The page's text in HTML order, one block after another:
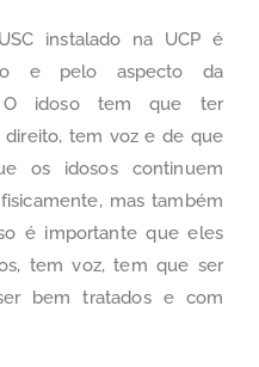
instalado na UCP é
e pelo aspecto da
O idoso tem que ter
tem voz e de que
os idosos continuem
mas também
é importante que eles
tem voz, tem que ser
bem tratados e com